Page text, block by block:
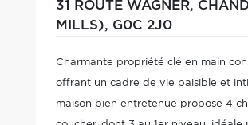
31 ROUTE WAGNER,
MILLS), G0C 2J0
Charmante propriété clé en main
offrant un cadre de vie paisible et
maison bien entretenue propose 4